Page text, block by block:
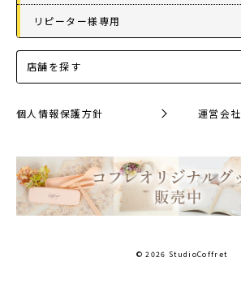
リピーター様専用
店舗を探す
個人情報保護方針 運営会社
© 2026 StudioCoffret